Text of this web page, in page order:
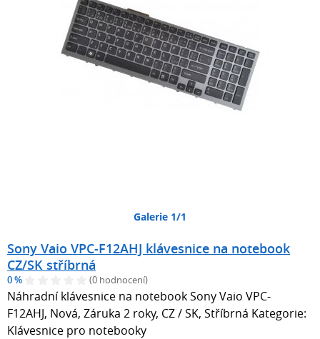
Galerie 1/1
Sony Vaio VPC-F12AHJ klávesnice na notebook
CZ/SK stříbrná
0 % (0 hodnocení)
Náhradní klávesnice na notebook Sony Vaio VPC-
F12AHJ, Nová, Záruka 2 roky, CZ / SK, Stříbrná Kategorie:
Klávesnice pro notebooky